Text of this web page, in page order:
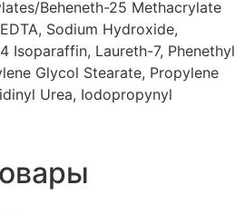
Beheneth-25 Methacrylate
Sodium Hydroxide,
Isoparaffin, Laureth-7, Phenethyl
Glycol Stearate, Propylene
Urea, Iodopropynyl